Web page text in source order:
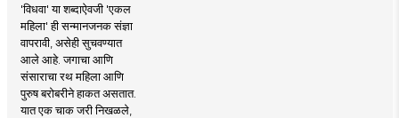
'विधवा' या शब्दाऐवजी 'एकल
महिला' ही सन्मानजनक संज्ञा
वापरावी, असेही सुचवण्यात
आले आहे. जगाचा आणि
संसाराचा रथ महिला आणि
पुरुष बरोबरीने हाकत असतात.
यात एक चाक जरी निखळले,